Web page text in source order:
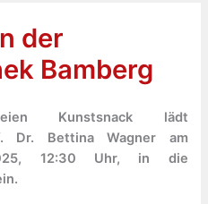
der
Bamberg
Kunstsnack lädt
Dr. Bettina Wagner am
12:30 Uhr, in die